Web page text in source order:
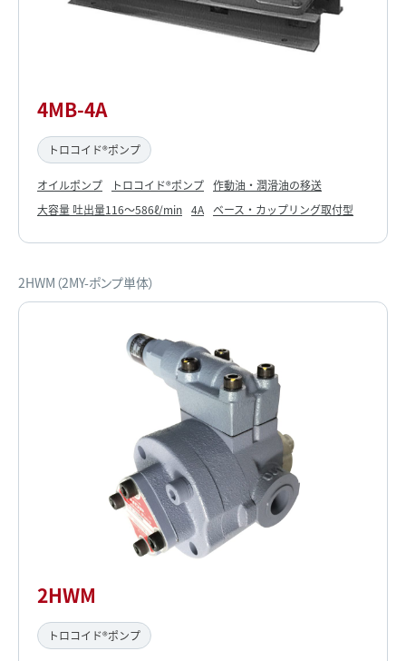
4MB-4A
トロコイド®ポンプ
オイルポンプ トロコイド®ポンプ 作動油・潤滑油の移送
大容量 吐出量116～586ℓ/min 4A ベース・カップリング取付型
2HWM（2MY-ポンプ単体）
2HWM
トロコイド®ポンプ